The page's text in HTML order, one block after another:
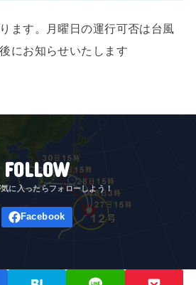
ます。月曜日の運行可否は台風
にお知らせいたします
FOLLOW